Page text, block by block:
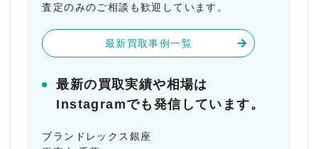
査定のみのご相談も歓迎しています。
最新買取事例一覧
最新の買取実績や相場は
Instagramでも発信しています。
ブランドレックス銀座